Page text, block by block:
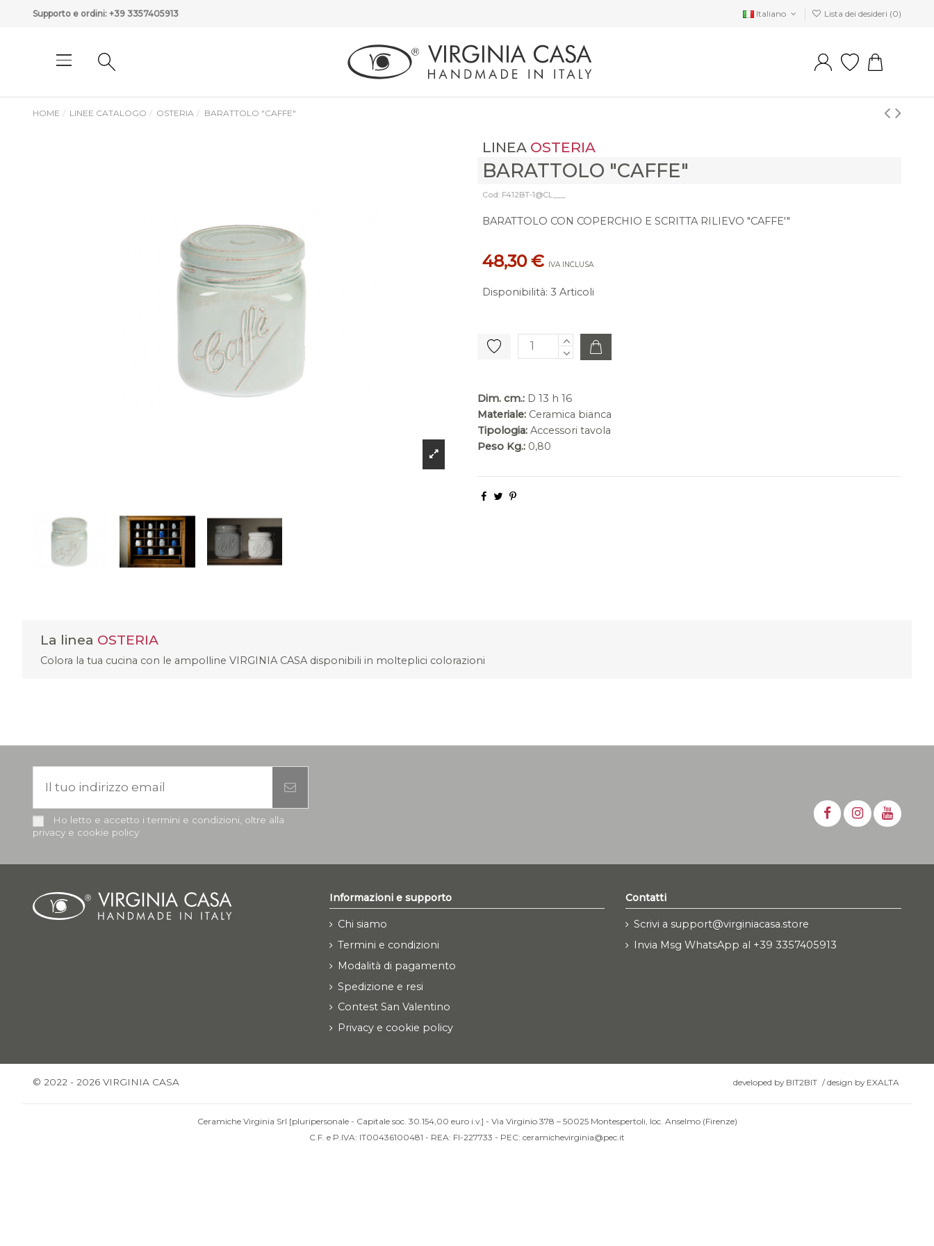
Supporto e ordini: +39 3357405913 Italiano Lista dei desideri (0)
HOME LINEE CATALOGO OSTERIA BARATTOLO "CAFFE"
LINEA OSTERIA
BARATTOLO "CAFFE"
Cod: F412BT-1@CL___
BARATTOLO CON COPERCHIO E SCRITTA RILIEVO "CAFFE'"
48,30 € IVA INCLUSA
Disponibilità: 3 Articoli
Dim. cm.: D 13 h 16
Materiale: Ceramica bianca
Tipologia: Accessori tavola
Peso Kg.: 0,80
La linea OSTERIA
Colora la tua cucina con le ampolline VIRGINIA CASA disponibili in molteplici colorazioni
Ho letto e accetto i termini e condizioni, oltre alla
privacy e cookie policy
Informazioni e supporto
Chi siamo
Termini e condizioni
Modalità di pagamento
Spedizione e resi
Contest San Valentino
Privacy e cookie policy
Contatti
Scrivi a support@virginiacasa.store
Invia Msg WhatsApp al +39 3357405913
© 2022 - 2026 VIRGINIA CASA developed by BIT2BIT /design by EXALTA
Ceramiche Virginia Srl [pluripersonale - Capitale soc. 30.154,00 euro i.v.] - Via Virginio 378 – 50025 Montespertoli, loc. Anselmo (Firenze)
C.F. e P.IVA: IT00436100481 - REA: FI-227733 - PEC: ceramichevirginia@pec.it